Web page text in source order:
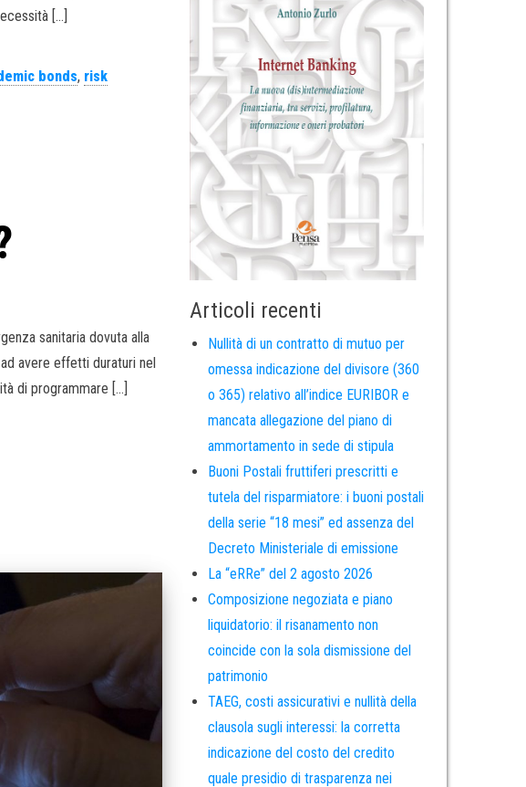
[…]
bonds, risk
sanitaria dovuta alla
avere effetti duraturi nel
di programmare […]
Articoli recenti
Nullità di un contratto di mutuo per
omessa indicazione del divisore (360
o 365) relativo all’indice EURIBOR e
mancata allegazione del piano di
ammortamento in sede di stipula
Buoni Postali fruttiferi prescritti e
tutela del risparmiatore: i buoni postali
della serie “18 mesi” ed assenza del
Decreto Ministeriale di emissione
La “eRRe” del 2 agosto 2026
Composizione negoziata e piano
liquidatorio: il risanamento non
coincide con la sola dismissione del
patrimonio
TAEG, costi assicurativi e nullità della
clausola sugli interessi: la corretta
indicazione del costo del credito
quale presidio di trasparenza nei